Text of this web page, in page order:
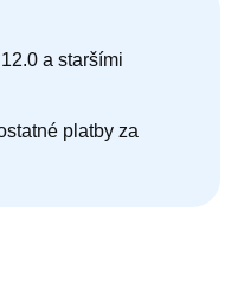
a staršími
platby za